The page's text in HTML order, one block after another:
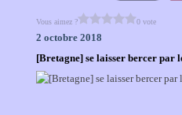
Vous aimez ? 0 vote
2 octobre 2018
[Bretagne] se laisser bercer par